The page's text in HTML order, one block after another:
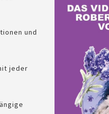
und
jeder